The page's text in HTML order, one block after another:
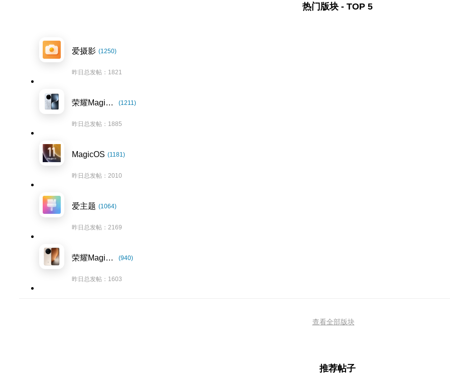
热门版块 - TOP 5
爱摄影 (1250)
昨日总发帖：1821
荣耀Magic7系列 (1211)
昨日总发帖：1885
MagicOS (1181)
昨日总发帖：2010
爱主题 (1064)
昨日总发帖：2169
荣耀Magic8系列 (940)
昨日总发帖：1603
查看全部版块
推荐帖子